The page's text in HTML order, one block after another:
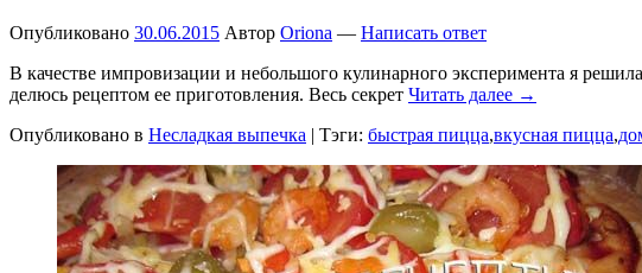
Опубликовано 30.06.2015 Автор Oriona — Написать ответ
В качестве импровизации и небольшого кулинарного эксперимента я
делюсь рецептом ее приготовления. Весь секрет Читать далее →
Опубликовано в Несладкая выпечка | Тэги: быстрая пицца,вкусная пицца,